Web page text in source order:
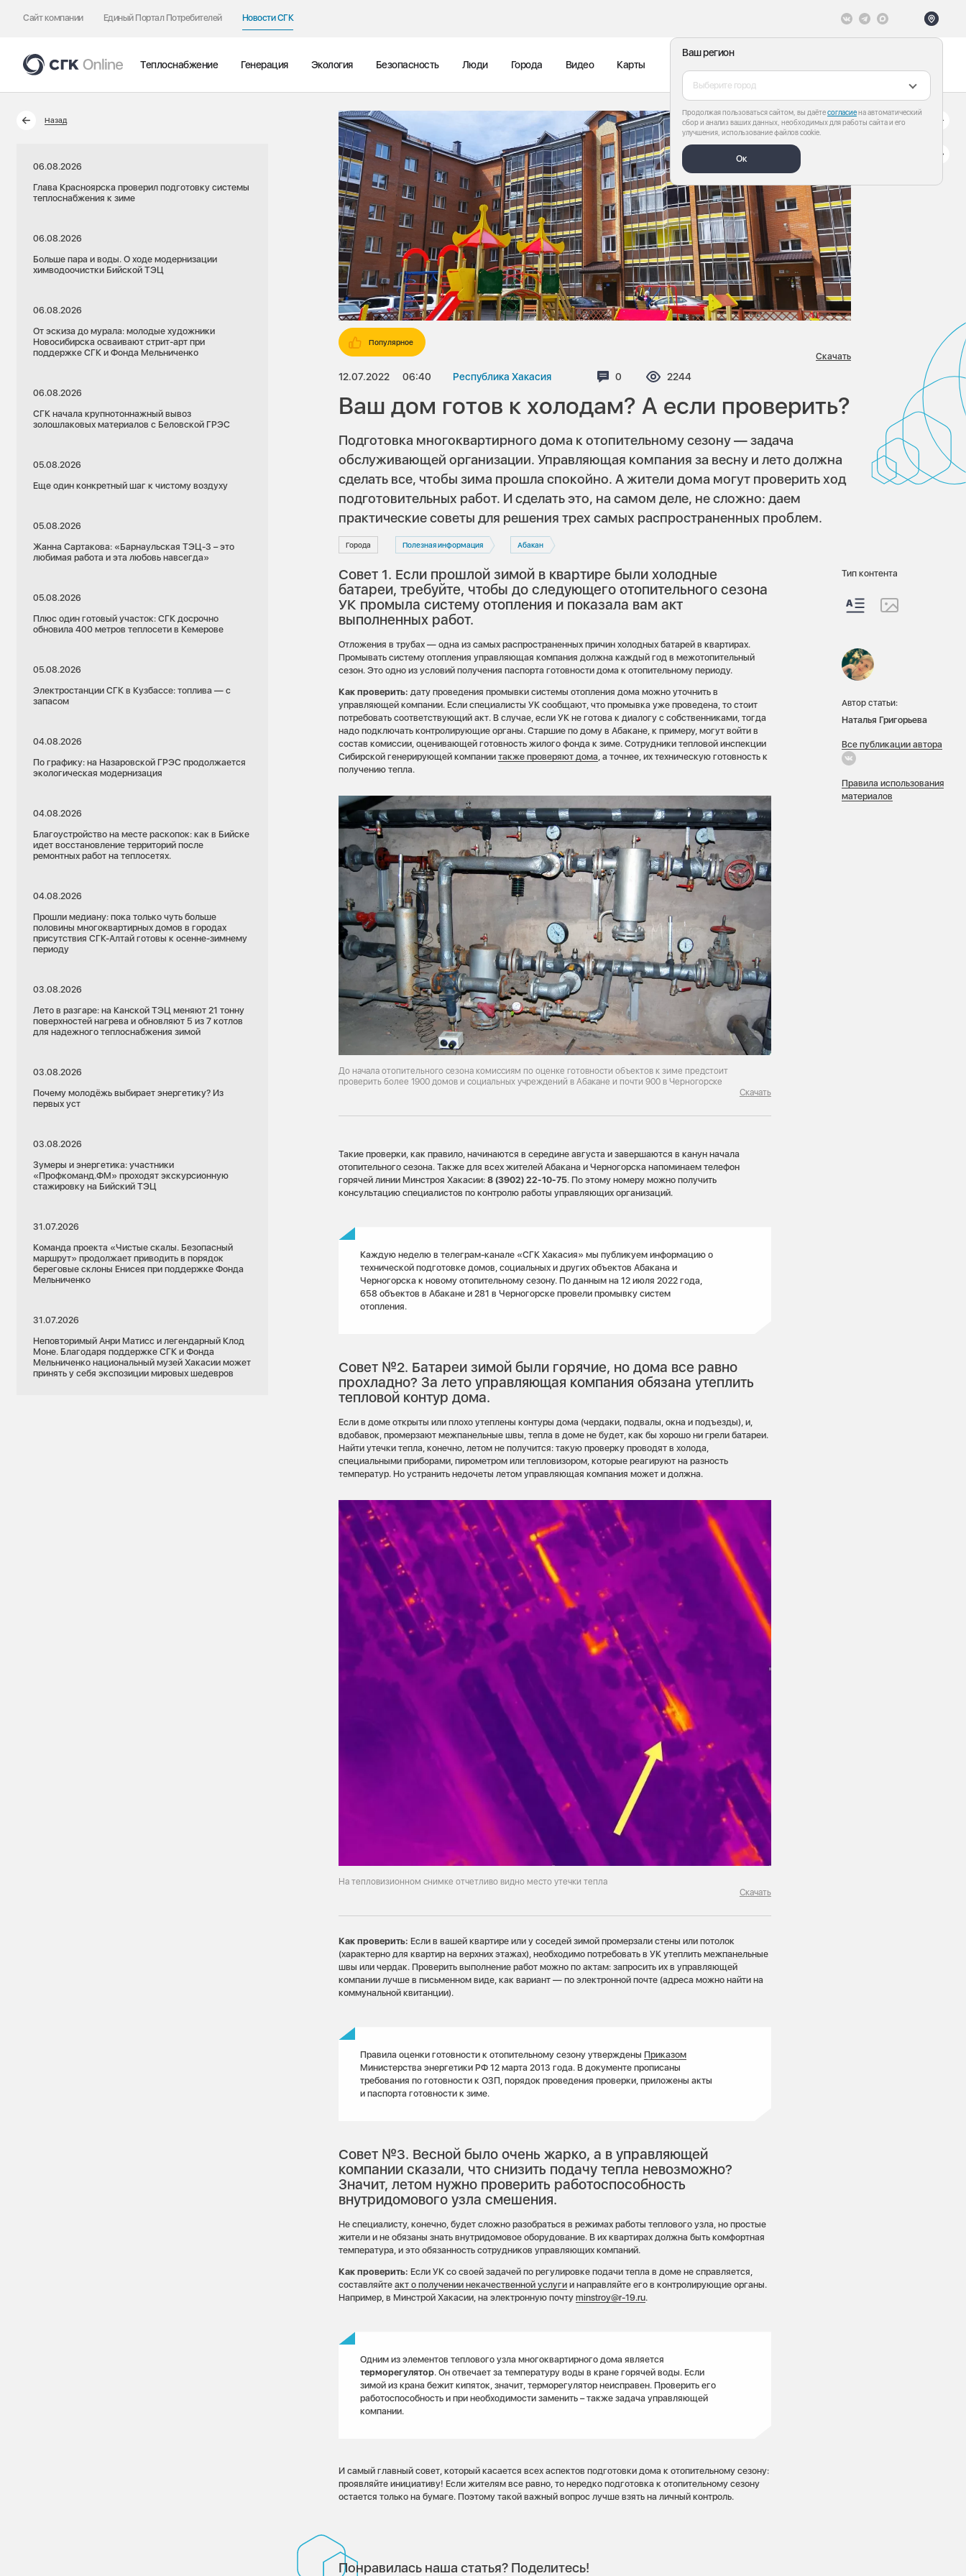
Сайт компании Единый Портал Потребителей Новости СГК
Ваш регион
Выберите город
Продолжая пользоваться сайтом, вы даётесогласиена автоматический
сбор и анализ ваших данных, необходимых для работы сайта и его
улучшения, использование файлов cookie.
Ок
Теплоснабжение Генерация Экология Безопасность Люди Города Видео Карты
Назад
06.08.2026
Глава Красноярска проверил подготовку системы
теплоснабжения к зиме
06.08.2026
Больше пара и воды. О ходе модернизации
химводоочистки Бийской ТЭЦ
06.08.2026
От эскиза до мурала: молодые художники
Новосибирска осваивают стрит-арт при
поддержке СГК и Фонда Мельниченко
06.08.2026
СГК начала крупнотоннажный вывоз
золошлаковых материалов с Беловской ГРЭС
05.08.2026
Еще один конкретный шаг к чистому воздуху
05.08.2026
Жанна Сартакова: «Барнаульская ТЭЦ-3 – это
любимая работа и эта любовь навсегда»
05.08.2026
Плюс один готовый участок: СГК досрочно
обновила 400 метров теплосети в Кемерове
05.08.2026
Электростанции СГК в Кузбассе: топлива — с
запасом
04.08.2026
По графику: на Назаровской ГРЭС продолжается
экологическая модернизация
04.08.2026
Благоустройство на месте раскопок: как в Бийске
идет восстановление территорий после
ремонтных работ на теплосетях.
04.08.2026
Прошли медиану: пока только чуть больше
половины многоквартирных домов в городах
присутствия СГК-Алтай готовы к осенне-зимнему
периоду
03.08.2026
Лето в разгаре: на Канской ТЭЦ меняют 21 тонну
поверхностей нагрева и обновляют 5 из 7 котлов
для надежного теплоснабжения зимой
03.08.2026
Почему молодёжь выбирает энергетику? Из
первых уст
03.08.2026
Зумеры и энергетика: участники
«Профкоманд.ФМ» проходят экскурсионную
стажировку на Бийский ТЭЦ
31.07.2026
Команда проекта «Чистые скалы. Безопасный
маршрут» продолжает приводить в порядок
береговые склоны Енисея при поддержке Фонда
Мельниченко
31.07.2026
Неповторимый Анри Матисс и легендарный Клод
Моне. Благодаря поддержке СГК и Фонда
Мельниченко национальный музей Хакасии может
принять у себя экспозиции мировых шедевров
Популярное
12.07.2022 06:40 Республика Хакасия Комментариев:
0 Просмотров:
2244
Скачать
Ваш дом готов к холодам? А если проверить?
Подготовка многоквартирного дома к отопительному сезону — задача
обслуживающей организации. Управляющая компания за весну и лето должна
сделать все, чтобы зима прошла спокойно. А жители дома могут проверить ход
подготовительных работ. И сделать это, на самом деле, не сложно: даем
практические советы для решения трех самых распространенных проблем.
Города Полезная информация Абакан
Совет 1. Если прошлой зимой в квартире были холодные
батареи, требуйте, чтобы до следующего отопительного сезона
УК промыла систему отопления и показала вам акт
выполненных работ.
Отложения в трубах — одна из самых распространенных причин холодных батарей в квартирах.
Промывать систему отопления управляющая компания должна каждый год в межотопительный
сезон. Это одно из условий получения паспорта готовности дома к отопительному периоду.
Как проверить: дату проведения промывки системы отопления дома можно уточнить в
управляющей компании. Если специалисты УК сообщают, что промывка уже проведена, то стоит
потребовать соответствующий акт. В случае, если УК не готова к диалогу с собственниками, тогда
надо подключать контролирующие органы. Старшие по дому в Абакане, к примеру, могут войти в
состав комиссии, оценивающей готовность жилого фонда к зиме. Сотрудники тепловой инспекции
Сибирской генерирующей компаниитакже проверяют дома, а точнее, их техническую готовность к
получению тепла.
До начала отопительного сезона комиссиям по оценке готовности объектов к зиме предстоит
проверить более 1900 домов и социальных учреждений в Абакане и почти 900 в Черногорске
Скачать
Такие проверки, как правило, начинаются в середине августа и завершаются в канун начала
отопительного сезона. Также для всех жителей Абакана и Черногорска напоминаем телефон
горячей линии Минстроя Хакасии:8 (3902) 22-10-75. По этому номеру можно получить
консультацию специалистов по контролю работы управляющих организаций.
Каждую неделю в телеграм-канале «СГК Хакасия» мы публикуем информацию о
технической подготовке домов, социальных и других объектов Абакана и
Черногорска к новому отопительному сезону. По данным на 12 июля 2022 года,
658 объектов в Абакане и 281 в Черногорске провели промывку систем
отопления.
Совет №2. Батареи зимой были горячие, но дома все равно
прохладно? За лето управляющая компания обязана утеплить
тепловой контур дома.
Если в доме открыты или плохо утеплены контуры дома (чердаки, подвалы, окна и подъезды), и,
вдобавок, промерзают межпанельные швы, тепла в доме не будет, как бы хорошо ни грели батареи.
Найти утечки тепла, конечно, летом не получится: такую проверку проводят в холода,
специальными приборами, пирометром или тепловизором, которые реагируют на разность
температур. Но устранить недочеты летом управляющая компания может и должна.
На тепловизионном снимке отчетливо видно место утечки тепла
Скачать
Как проверить: Если в вашей квартире или у соседей зимой промерзали стены или потолок
(характерно для квартир на верхних этажах), необходимо потребовать в УК утеплить межпанельные
швы или чердак. Проверить выполнение работ можно по актам: запросить их в управляющей
компании лучше в письменном виде, как вариант — по электронной почте (адреса можно найти на
коммунальной квитанции).
Правила оценки готовности к отопительному сезону утверждены Приказом
Министерства энергетики РФ 12 марта 2013 года. В документе прописаны
требования по готовности к ОЗП, порядок проведения проверки, приложены акты
и паспорта готовности к зиме.
Совет №3. Весной было очень жарко, а в управляющей
компании сказали, что снизить подачу тепла невозможно?
Значит, летом нужно проверить работоспособность
внутридомового узла смешения.
Не специалисту, конечно, будет сложно разобраться в режимах работы теплового узла, но простые
жители и не обязаны знать внутридомовое оборудование. В их квартирах должна быть комфортная
температура, и это обязанность сотрудников управляющих компаний.
Как проверить: Если УК со своей задачей по регулировке подачи тепла в доме не справляется,
составляйтеакт о получении некачественной услуги и направляйте его в контролирующие органы.
Например, в Минстрой Хакасии, на электронную почтуminstroy@r-19.ru.
Одним из элементов теплового узла многоквартирного дома является
терморегулятор. Он отвечает за температуру воды в кране горячей воды. Если
зимой из крана бежит кипяток, значит, терморегулятор неисправен. Проверить его
работоспособность и при необходимости заменить – также задача управляющей
компании.
И самый главный совет, который касается всех аспектов подготовки дома к отопительному сезону:
проявляйте инициативу! Если жителям все равно, то нередко подготовка к отопительному сезону
остается только на бумаге. Поэтому такой важный вопрос лучше взять на личный контроль.
Понравилась наша статья? Поделитесь!
Тип контента
Автор статьи:
Наталья Григорьева
Все публикации автора
Правила использования
материалов